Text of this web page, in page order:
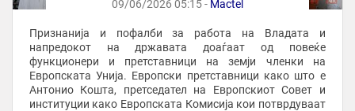
09/06/2026 05:15 - Mactel
Признанија и пофалби за работа на Владата и
напредокот на државата доаѓаат од повеќе
функционери и претставници на земји членки на
Европската Унија. Европски претставници како што е
Антонио Кошта, претседател на Европскиот Совет и
институции како Европската Комисија кои потврдуваат